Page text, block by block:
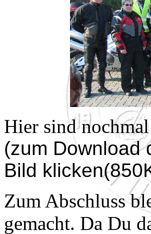
Hier sind
(zum Download
Bild
Zum Abschluss
gemacht. Da Du